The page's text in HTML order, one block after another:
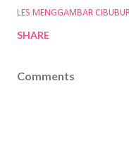
LES MENGGAMBAR
SHARE
Comments